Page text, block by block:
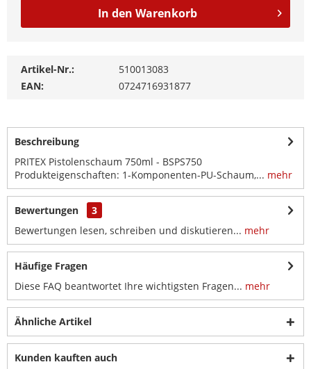
In den Warenkorb
Artikel-Nr.:
510013083
EAN:
0724716931877
Beschreibung
PRITEX Pistolenschaum 750ml - BSPS750
Produkteigenschaften: 1-Komponenten-PU-Schaum,... mehr
Bewertungen
3
Bewertungen lesen, schreiben und diskutieren... mehr
Häufige Fragen
Diese FAQ beantwortet Ihre wichtigsten Fragen... mehr
Ähnliche Artikel
Kunden kauften auch